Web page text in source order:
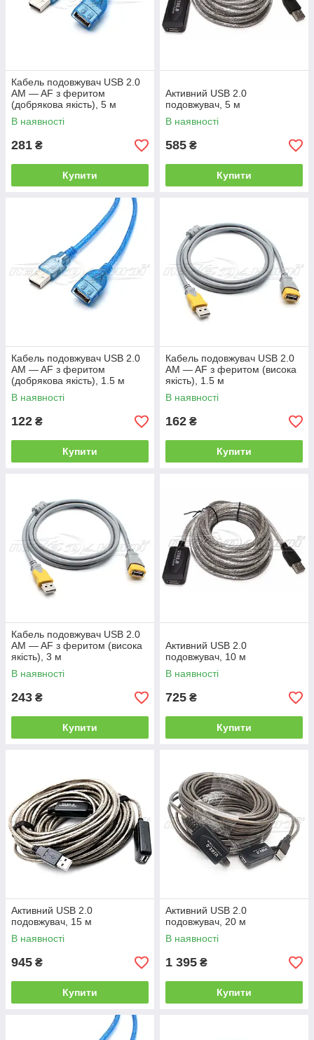
Кабель подовжувач USB 2.0
AM — AF з феритом
(добрякова якість), 5 м
В наявності
281 ₴
Купити
Активний USB 2.0
подовжувач, 5 м
В наявності
585 ₴
Купити
Кабель подовжувач USB 2.0
AM — AF з феритом
(добрякова якість), 1.5 м
В наявності
122 ₴
Купити
Кабель подовжувач USB 2.0
AM — AF з феритом (висока
якість), 1.5 м
В наявності
162 ₴
Купити
Кабель подовжувач USB 2.0
AM — AF з феритом (висока
якість), 3 м
В наявності
243 ₴
Купити
Активний USB 2.0
подовжувач, 10 м
В наявності
725 ₴
Купити
Активний USB 2.0
подовжувач, 15 м
В наявності
945 ₴
Купити
Активний USB 2.0
подовжувач, 20 м
В наявності
1 395 ₴
Купити